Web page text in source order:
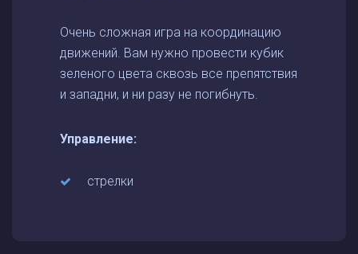
Очень сложная игра на координацию
движений. Вам нужно провести кубик
зеленого цвета сквозь все препятствия
и западни, и ни разу не погибнуть.
Управление:
стрелки